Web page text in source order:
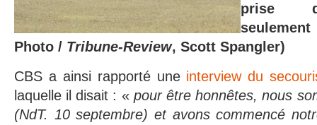
prise
Photo / Tribune-Review, Scott Spangler)
CBS a ainsi rapporté une interview du
laquelle il disait : « pour être honnêtes, nous
(NdT. 10 septembre) et avons commencé